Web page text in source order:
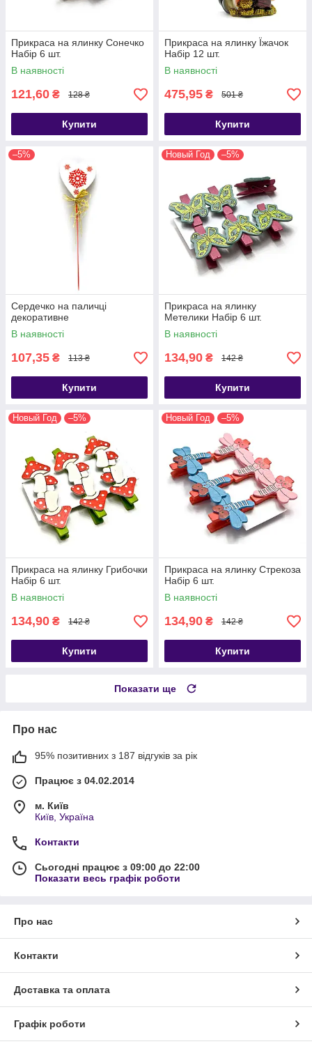
Прикраса на ялинку Сонечко
Набір 6 шт.
В наявності
121,60 ₴ 128 ₴
Купити
Прикраса на ялинку Їжачок
Набір 12 шт.
В наявності
475,95 ₴ 501 ₴
Купити
–5%
Сердечко на паличці
декоративне
В наявності
107,35 ₴ 113 ₴
Купити
Новый Год –5%
Прикраса на ялинку
Метелики Набір 6 шт.
В наявності
134,90 ₴ 142 ₴
Купити
Новый Год –5%
Прикраса на ялинку Грибочки
Набір 6 шт.
В наявності
134,90 ₴ 142 ₴
Купити
Новый Год –5%
Прикраса на ялинку Стрекоза
Набір 6 шт.
В наявності
134,90 ₴ 142 ₴
Купити
Показати ще
Про нас
95% позитивних з 187 відгуків за рік
Працює з 04.02.2014
м. Київ
Київ, Україна
Контакти
Сьогодні працює з 09:00 до 22:00
Показати весь графік роботи
Про нас
Контакти
Доставка та оплата
Графік роботи